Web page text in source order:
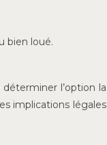
bien loué.
l’option la
implications légales